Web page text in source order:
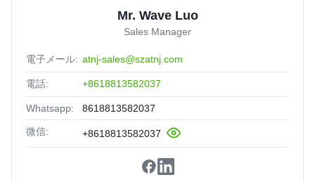
Mr. Wave Luo
Sales Manager
電子メール: atnj-sales@szatnj.com
電話: +8618813582037
Whatsapp: 8618813582037
微信: +8618813582037